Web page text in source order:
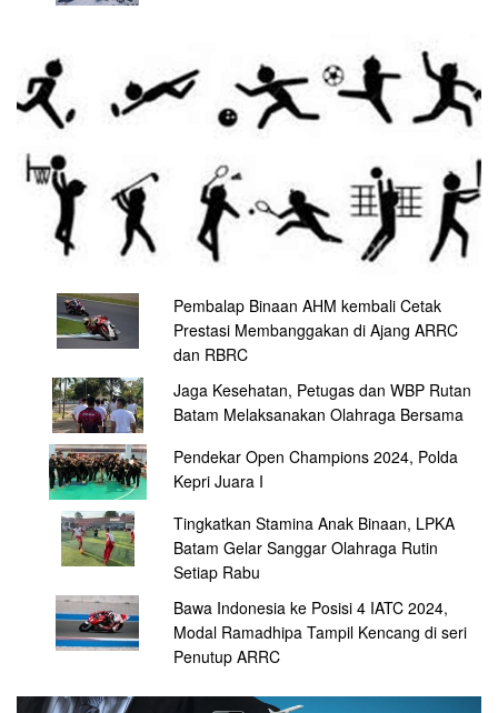
Pembalap Binaan AHM kembali Cetak
Prestasi Membanggakan di Ajang ARRC
dan RBRC
Jaga Kesehatan, Petugas dan WBP Rutan
Batam Melaksanakan Olahraga Bersama
Pendekar Open Champions 2024, Polda
Kepri Juara I
Tingkatkan Stamina Anak Binaan, LPKA
Batam Gelar Sanggar Olahraga Rutin
Setiap Rabu
Bawa Indonesia ke Posisi 4 IATC 2024,
Modal Ramadhipa Tampil Kencang di seri
Penutup ARRC